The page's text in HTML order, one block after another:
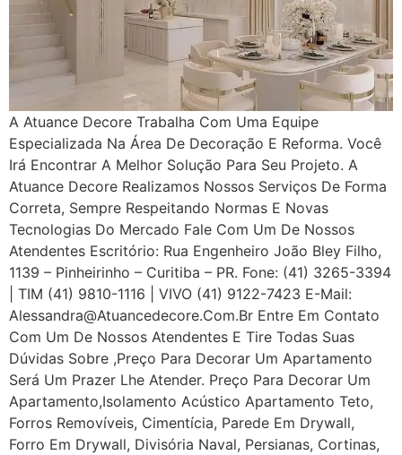
A Atuance Decore Trabalha Com Uma Equipe
Especializada Na Área De Decoração E Reforma. Você
Irá Encontrar A Melhor Solução Para Seu Projeto. A
Atuance Decore Realizamos Nossos Serviços De Forma
Correta, Sempre Respeitando Normas E Novas
Tecnologias Do Mercado Fale Com Um De Nossos
Atendentes Escritório: Rua Engenheiro João Bley Filho,
1139 – Pinheirinho – Curitiba – PR. Fone: (41) 3265-3394
| TIM (41) 9810-1116 | VIVO (41) 9122-7423 E-Mail:
Alessandra@atuancedecore.com.br Entre Em Contato
Com Um De Nossos Atendentes E Tire Todas Suas
Dúvidas Sobre ,Preço Para Decorar Um Apartamento
Será Um Prazer Lhe Atender. Preço Para Decorar Um
Apartamento,Isolamento Acústico Apartamento Teto,
Forros Removíveis, Cimentícia, Parede Em Drywall,
Forro Em Drywall, Divisória Naval, Persianas, Cortinas,